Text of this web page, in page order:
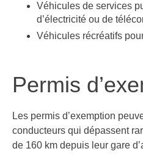
Véhicules de services
d’électricité ou de
Véhicules récréatifs
Permis
Les permis d’exemption
conducteurs qui dépassent
de 160 km depuis leur gare